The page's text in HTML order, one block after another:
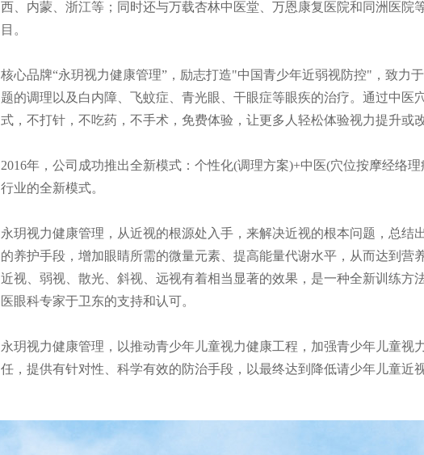
西、内蒙、浙江等；同时还与万载杏林中医堂、万恩康复医院和同洲医院
目。
核心品牌“永玥视力健康管理”，励志打造"中国青少年近弱视防控"，致力
题的调理以及白内障、飞蚊症、青光眼、干眼症等眼疾的治疗。通过中
式，不打针，不吃药，不手术，免费体验，让更多人轻松体验视力提升或
2016年，公司成功推出全新模式：个性化(调理方案)+中医(穴位按摩经络
行业的全新模式。
永玥视力健康管理 ，从近视的根源处入手，来解决近视的根本问题，总
的养护手段，增加眼睛所需的微量元素、提高能量代谢水平，从而达到营
近视、弱视、散光、斜视、远视有着相当显著的效果，是一种全新训练方
医眼科专家于卫东的支持和认可。
永玥视力健康管理 ，以推动青少年儿童视力健康工程，加强青少年儿童
任，提供有针对性、科学有效的防治手段，以最终达到降低请少年儿童近